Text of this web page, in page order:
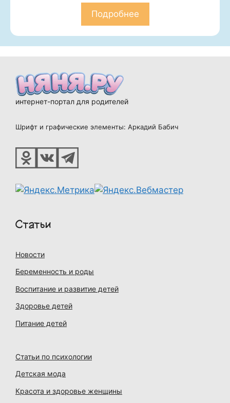
Подробнее
интернет-портал для родителей
Шрифт и графические элементы: Аркадий Бабич
Статьи
Новости
Беременность и роды
Воспитание и развитие детей
Здоровье детей
Питание детей
Статьи по психологии
Детская мода
Красота и здоровье женщины